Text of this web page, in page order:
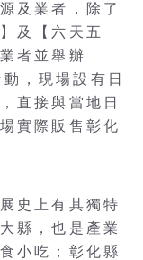
及業者，除了
及【六天五
者並舉辦
，現場設有日
直接與當地日
實際販售彰化
史上有其獨特
縣，也是產業
小吃；彰化縣